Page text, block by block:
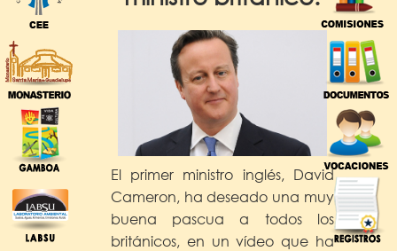
El primer ministro inglés, David
Cameron, ha deseado una muy
buena pascua a todos los
británicos, en un vídeo que ha